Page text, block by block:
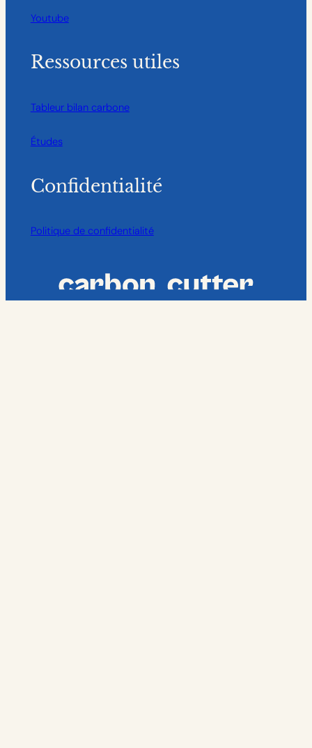
Youtube
Ressources utiles
Tableur bilan carbone
Études
Confidentialité
Politique de confidentialité